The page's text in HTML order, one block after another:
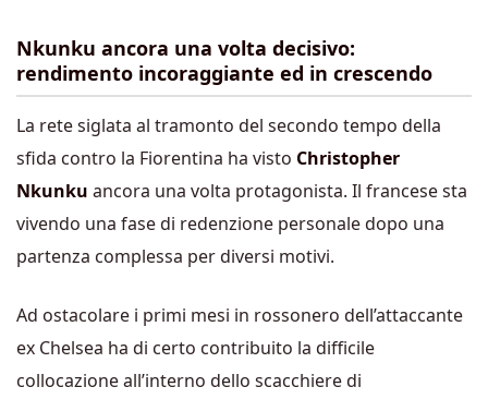
Nkunku ancora una volta decisivo:
rendimento incoraggiante ed in crescendo
La rete siglata al tramonto del secondo tempo della
sfida contro la Fiorentina ha visto Christopher
Nkunku ancora una volta protagonista. Il francese sta
vivendo una fase di redenzione personale dopo una
partenza complessa per diversi motivi.
Ad ostacolare i primi mesi in rossonero dell’attaccante
ex Chelsea ha di certo contribuito la difficile
collocazione all’interno dello scacchiere di